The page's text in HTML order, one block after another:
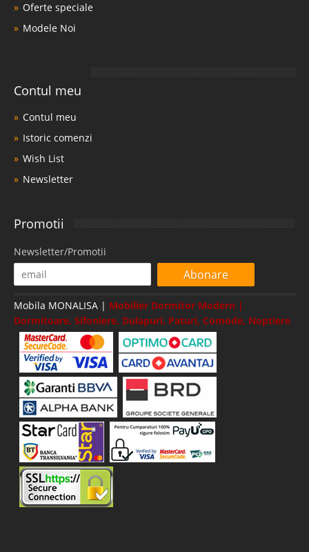
Oferte speciale
Modele Noi
Contul meu
Contul meu
Istoric comenzi
Wish List
Newsletter
Promotii
Newsletter/Promotii
Abonare
Mobila MONALISA | Mobilier Dormitor Modern |
Dormitoare, Sifoniere, Dulapuri, Paturi, Comode, Noptiere